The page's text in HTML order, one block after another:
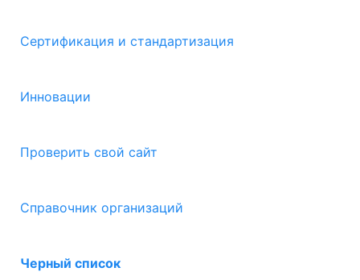
Сертификация и стандартизация
Инновации
Проверить свой сайт
Справочник организаций
Черный список